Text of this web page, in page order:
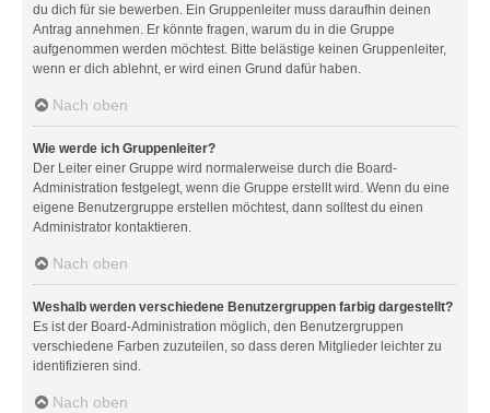
du dich für sie bewerben. Ein Gruppenleiter muss daraufhin deinen
Antrag annehmen. Er könnte fragen, warum du in die Gruppe
aufgenommen werden möchtest. Bitte belästige keinen Gruppenleiter,
wenn er dich ablehnt, er wird einen Grund dafür haben.
Nach oben
Wie werde ich Gruppenleiter?
Der Leiter einer Gruppe wird normalerweise durch die Board-
Administration festgelegt, wenn die Gruppe erstellt wird. Wenn du eine
eigene Benutzergruppe erstellen möchtest, dann solltest du einen
Administrator kontaktieren.
Nach oben
Weshalb werden verschiedene Benutzergruppen farbig dargestellt?
Es ist der Board-Administration möglich, den Benutzergruppen
verschiedene Farben zuzuteilen, so dass deren Mitglieder leichter zu
identifizieren sind.
Nach oben